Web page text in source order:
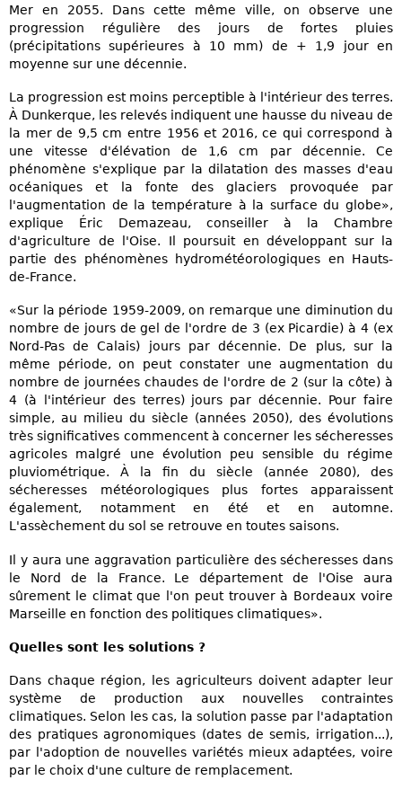
Mer en 2055. Dans cette même ville, on observe une
progression régulière des jours de fortes pluies
(précipitations supérieures à 10 mm) de + 1,9 jour en
moyenne sur une décennie.
La progression est moins perceptible à l'intérieur des terres.
À Dunkerque, les relevés indiquent une hausse du niveau de
la mer de 9,5 cm entre 1956 et 2016, ce qui correspond à
une vitesse d'élévation de 1,6 cm par décennie. Ce
phénomène s'explique par la dilatation des masses d'eau
océaniques et la fonte des glaciers provoquée par
l'augmentation de la température à la surface du globe»,
explique Éric Demazeau, conseiller à la Chambre
d'agriculture de l'Oise. Il poursuit en développant sur la
partie des phénomènes hydrométéorologiques en Hauts-
de-France.
«Sur la période 1959-2009, on remarque une diminution du
nombre de jours de gel de l'ordre de 3 (ex Picardie) à 4 (ex
Nord-Pas de Calais) jours par décennie. De plus, sur la
même période, on peut constater une augmentation du
nombre de journées chaudes de l'ordre de 2 (sur la côte) à
4 (à l'intérieur des terres) jours par décennie. Pour faire
simple, au milieu du siècle (années 2050), des évolutions
très significatives commencent à concerner les sécheresses
agricoles malgré une évolution peu sensible du régime
pluviométrique. À la fin du siècle (année 2080), des
sécheresses météorologiques plus fortes apparaissent
également, notamment en été et en automne.
L'assèchement du sol se retrouve en toutes saisons.
Il y aura une aggravation particulière des sécheresses dans
le Nord de la France. Le département de l'Oise aura
sûrement le climat que l'on peut trouver à Bordeaux voire
Marseille en fonction des politiques climatiques».
Quelles sont les solutions ?
Dans chaque région, les agriculteurs doivent adapter leur
système de production aux nouvelles contraintes
climatiques. Selon les cas, la solution passe par l'adaptation
des pratiques agronomiques (dates de semis, irrigation...),
par l'adoption de nouvelles variétés mieux adaptées, voire
par le choix d'une culture de remplacement.